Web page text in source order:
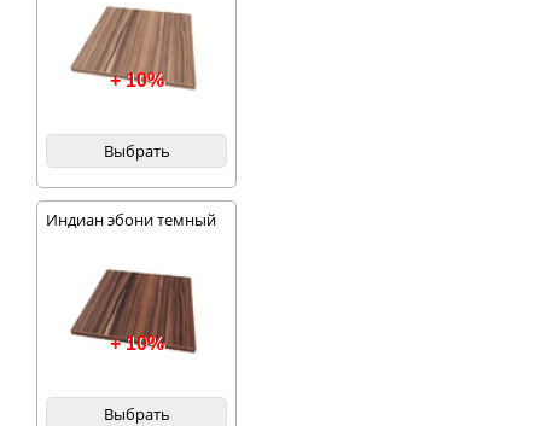
+ 10%
Выбрать
Индиан эбони темный
+ 10%
Выбрать